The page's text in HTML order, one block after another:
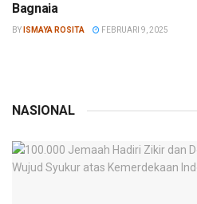
Bagnaia
BY ISMAYA ROSITA FEBRUARI 9, 2025
NASIONAL